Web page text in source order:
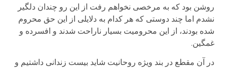
روشن بود که به مرخصی نخواهم رفت از این رو چندان دلگیر
نشدم اما چند دوستی که هر کدام به دلایلی از این حق محروم
شده بودند، از این محرومیت بسیار ناراحت شدند و افسرده و
غمگین.
در آن مقطع در بند ویژه روحانیت شاید بیست زندانی داشتیم و